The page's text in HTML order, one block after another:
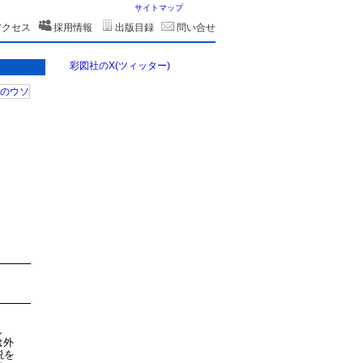
サイトマップ
セス 採用情報 出版目録 問い合せ
外
を
彩図社のX(ツィッター)